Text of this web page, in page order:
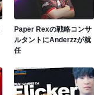
Paper Rexの戦略コンサ
ルタントにAnderzzが就
任